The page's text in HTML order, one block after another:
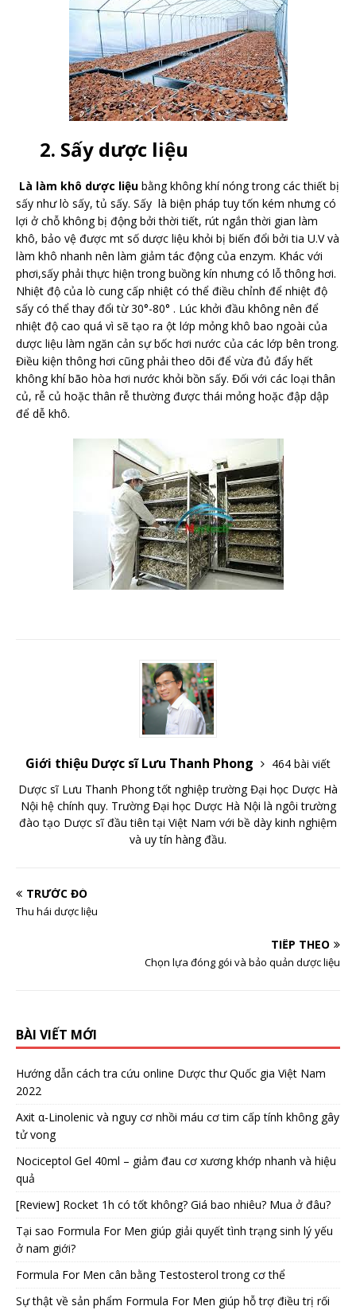
2. Sấy dược liệu
Là làm khô dược liệu bằng không khí nóng trong các thiết bị
sấy như lò sấy, tủ sấy. Sấy là biện pháp tuy tốn kém nhưng có
lợi ở chỗ không bị động bởi thời tiết, rút ngắn thời gian làm
khô, bảo vệ được mt số dược liệu khỏi bị biến đổi bởi tia U.V và
làm khô nhanh nên làm giảm tác động của enzym. Khác với
phơi,sấy phải thực hiện trong buồng kín nhưng có lỗ thông hơi.
Nhiệt độ của lò cung cấp nhiệt có thể điều chỉnh để nhiệt độ
sấy có thể thay đổi từ 30°-80° . Lúc khởi đầu không nên để
nhiệt độ cao quá vì sẽ tạo ra ột lớp mỏng khô bao ngoài của
dược liệu làm ngăn cản sự bốc hơi nước của các lớp bên trong.
Điều kiện thông hơi cũng phải theo dõi để vừa đủ đẩy hết
không khí bão hòa hơi nước khỏi bồn sấy. Đối với các loại thân
củ, rễ củ hoặc thân rễ thường được thái mỏng hoặc đập dập
để dễ khô.
Giới thiệu Dược sĩ Lưu Thanh Phong
464 bài viết
Dược sĩ Lưu Thanh Phong tốt nghiệp trường Đại học Dược Hà
Nội hệ chính quy. Trường Đại học Dược Hà Nội là ngôi trường
đào tạo Dược sĩ đầu tiên tại Việt Nam với bề dày kinh nghiệm
và uy tín hàng đầu.
TRƯỚC ĐÓ
Thu hái dược liệu
TIẾP THEO
Chọn lựa đóng gói và bảo quản dược liệu
BÀI VIẾT MỚI
Hướng dẫn cách tra cứu online Dược thư Quốc gia Việt Nam
2022
Axit α-Linolenic và nguy cơ nhồi máu cơ tim cấp tính không gây
tử vong
Nociceptol Gel 40ml – giảm đau cơ xương khớp nhanh và hiệu
quả
[Review] Rocket 1h có tốt không? Giá bao nhiêu? Mua ở đâu?
Tại sao Formula For Men giúp giải quyết tình trạng sinh lý yếu
ở nam giới?
Formula For Men cân bằng Testosterol trong cơ thể
Sự thật về sản phẩm Formula For Men giúp hỗ trợ điều trị rối